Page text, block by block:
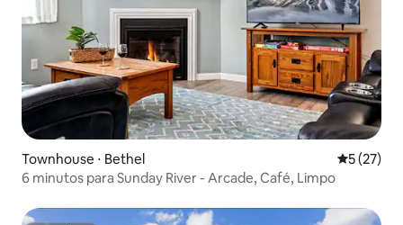
Townhouse ⋅ Bethel 5 de uma
5 (27)
6 minutos para Sunday River - Arcade, Café, Limpo